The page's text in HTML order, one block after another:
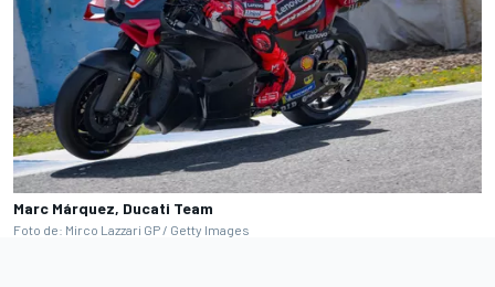
Marc Márquez, Ducati Team
Foto de: Mirco Lazzari GP / Getty Images